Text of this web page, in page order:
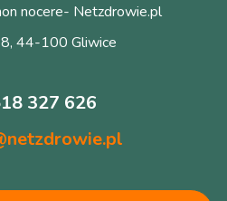
nocere- Netzdrowie.pl
44-100 Gliwice
327 626